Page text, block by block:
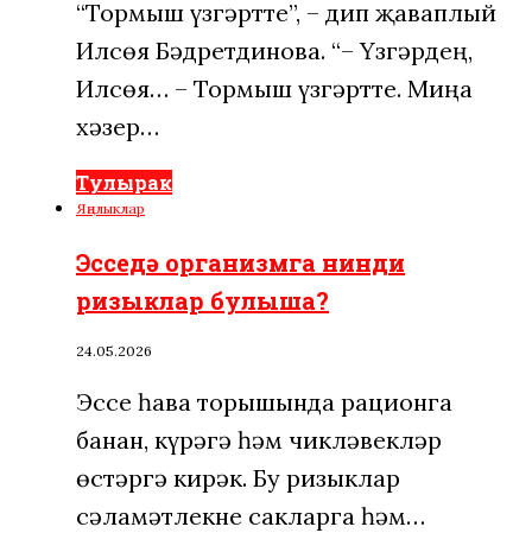
“Тормыш үзгәртте”, – дип җаваплый
Илсөя Бәдретдинова. “– Үзгәрдең,
Илсөя… – Тормыш үзгәртте. Миңа
хәзер…
Тулырак
Яңалыклар
Эсседә организмга нинди
ризыклар булыша?
24.05.2026
Эссе һава торышында рационга
банан, күрәгә һәм чикләвекләр
өстәргә кирәк. Бу ризыклар
сәламәтлекне сакларга һәм…